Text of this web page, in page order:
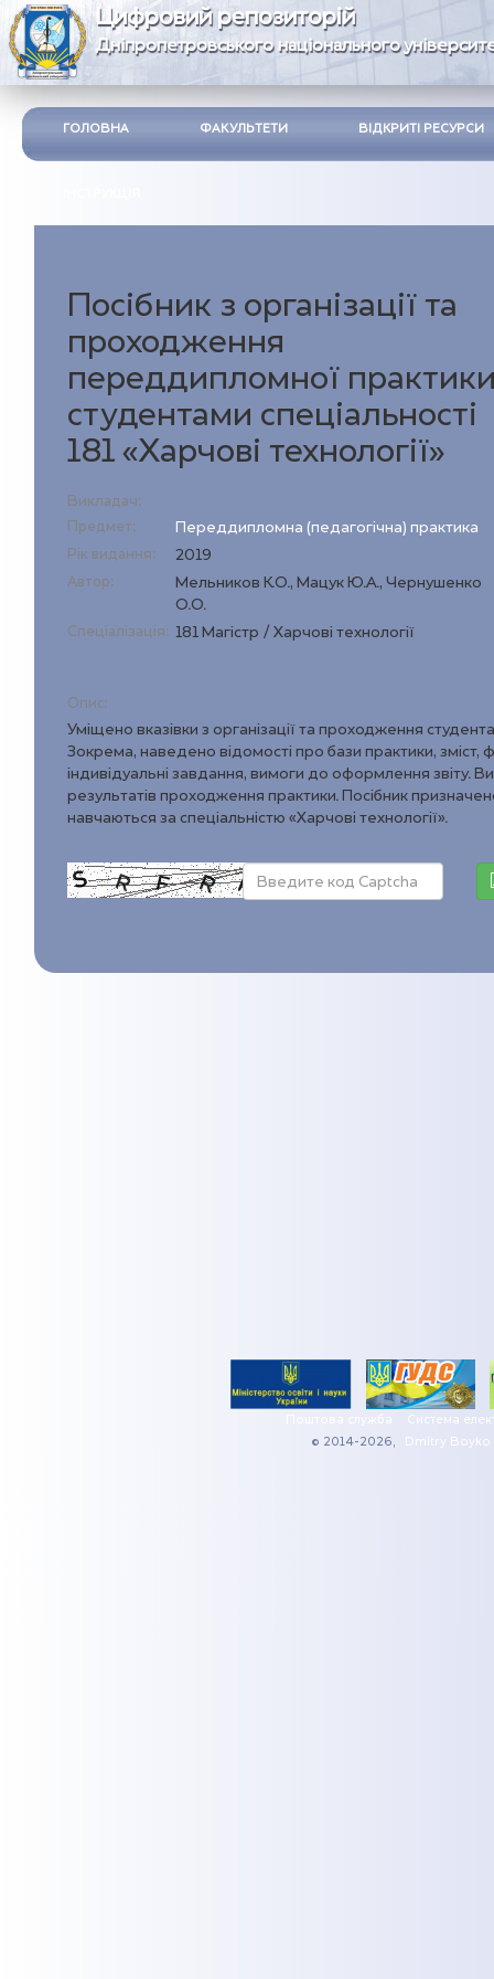
Цифровий репозиторій
Дніпропетровського національного
ГОЛОВНА ФАКУЛЬТЕТИ ВІДКРИТІ РЕСУРСИ
Посібник з організації та
проходження
переддипломної
студентами спеціальності
181 «Харчові технології»
Викладач:
Предмет:
Переддипломна (педагогічна) практика
Рік видання: 2019
Автор:
Мельников К.О., Мацук Ю.А., Чернушенко
О.О.
Спеціалізація: 181 Магістр / Харчові технології
Опис:
Уміщено вказівки з організації та проходження
Зокрема, наведено відомості про бази практики, зміст,
індивідуальні завдання, вимоги до оформлення звіту.
результатів проходження практики. Посібник
навчаються за спеціальністю «Харчові технології».
Поштова служба
Система
© 2014-2026,
Dmitry Boyko